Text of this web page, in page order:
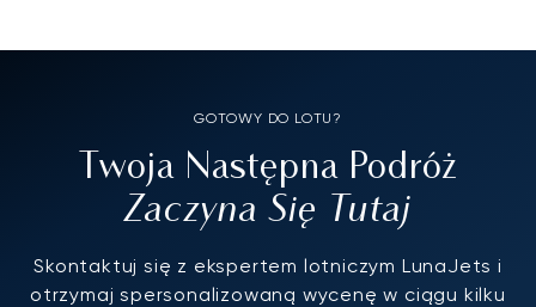
GOTOWY DO LOTU?
Twoja Następna Podróż
Zaczyna Się Tutaj
Skontaktuj się z ekspertem lotniczym LunaJets i
otrzymaj spersonalizowaną wycenę w ciągu kilku